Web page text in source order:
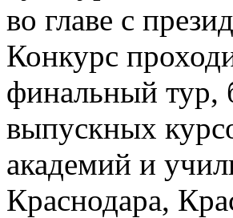
во главе с
Конкурс
финальный тур,
выпускных
академий и
Краснодара,